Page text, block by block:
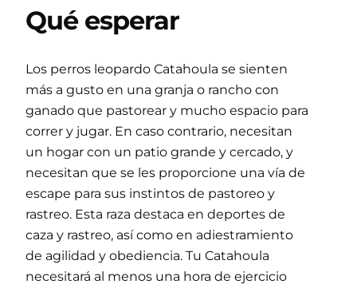
Qué esperar
Los perros leopardo Catahoula se sienten
más a gusto en una granja o rancho con
ganado que pastorear y mucho espacio para
correr y jugar. En caso contrario, necesitan
un hogar con un patio grande y cercado, y
necesitan que se les proporcione una vía de
escape para sus instintos de pastoreo y
rastreo. Esta raza destaca en deportes de
caza y rastreo, así como en adiestramiento
de agilidad y obediencia. Tu Catahoula
necesitará al menos una hora de ejercicio